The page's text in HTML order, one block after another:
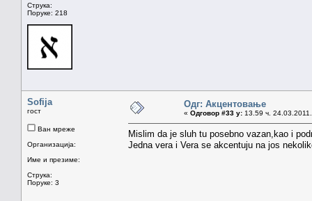
Струка:
Поруке: 218
Sofija
гост
Ван мреже
Организација:
Име и презиме:
Струка:
Поруке: 3
Одг: Акцентовање
« Одговор #33 у: 13.59 ч.
Mislim da je sluh tu posebno vazan,kao i
Jedna vera i Vera se akcentuju na jos